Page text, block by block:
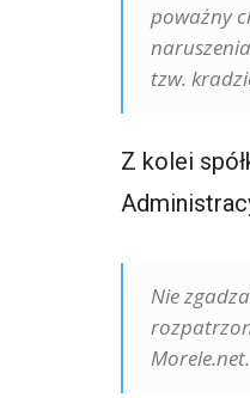
poważny
tzw.
Z kolei
Nie
Morele.net.